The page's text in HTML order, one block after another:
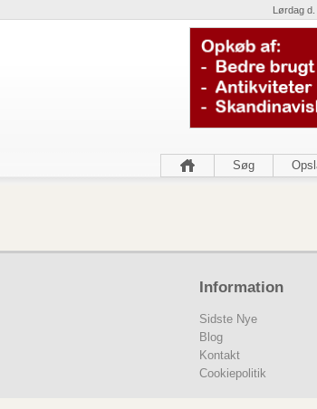
Lørdag
Søg
Information
Sidste Nye
Blog
Kontakt
Cookiepolitik